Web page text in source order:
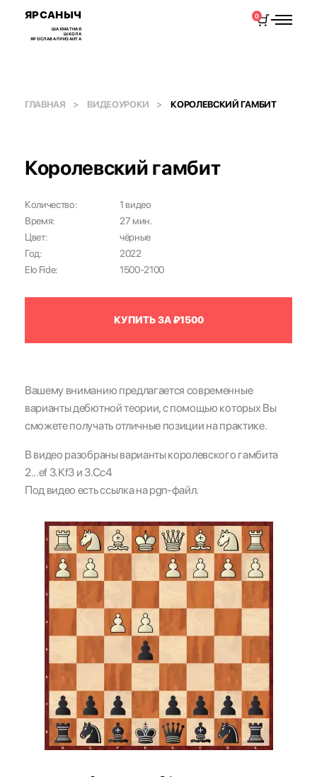
ЯРСАНЫЧ
ШАХМАТНАЯ
ШКОЛА
ЯРОСЛАВА ПРИЗАНТА
0
ГЛАВНАЯ ВИДЕОУРОКИ КОРОЛЕВСКИЙ ГАМБИТ
Королевский гамбит
Количество:
1 видео
Время:
27 мин.
Цвет:
чёрные
Год:
2022
Elo Fide:
1500-2100
КУПИТЬ ЗА ₽1500
Вашему вниманию предлагается современные
варианты дебютной теории, с помощью которых Вы
сможете получать отличные позиции на практике.
В видео разобраны варианты королевского гамбита
2...ef 3.Kf3 и 3.Сс4
Под видео есть ссылка на pgn-файл.